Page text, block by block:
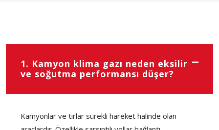
1. Kamyon klima gazı neden eksilir
ve soğutma performansı düşer?
Kamyonlar ve tırlar sürekli hareket halinde olan